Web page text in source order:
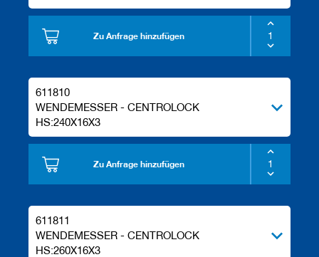
Zu Anfrage hinzufügen
611810
WENDEMESSER - CENTROLOCK
HS:240X16X3
Zu Anfrage hinzufügen
611811
WENDEMESSER - CENTROLOCK
HS:260X16X3